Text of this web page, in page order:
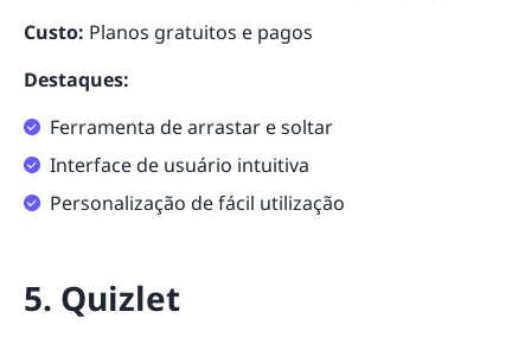
Custo: Planos gratuitos e pagos
Destaques:
Ferramenta de arrastar e soltar
Interface de usuário intuitiva
Personalização de fácil utilização
5. Quizlet